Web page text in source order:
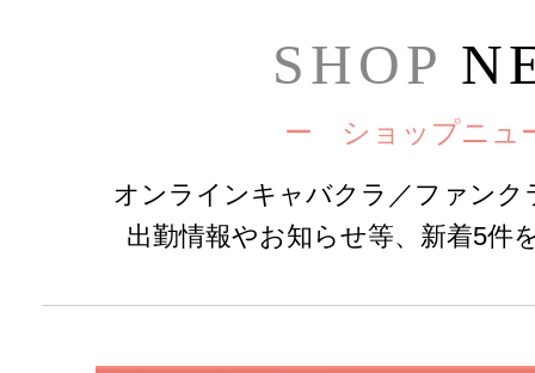
SHOP
ー ショップニ
オンラインキャバクラ／ファン
出勤情報やお知らせ等、新着5件